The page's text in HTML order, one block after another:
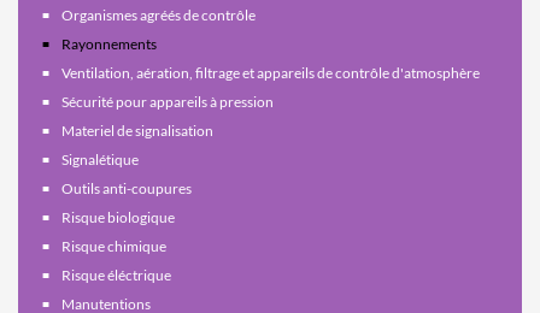
Organismes agréés de contrôle
Rayonnements
Ventilation, aération, filtrage et appareils de contrôle d'atmosphère
Sécurité pour appareils à pression
Materiel de signalisation
Signalétique
Outils anti-coupures
Risque biologique
Risque chimique
Risque éléctrique
Manutentions